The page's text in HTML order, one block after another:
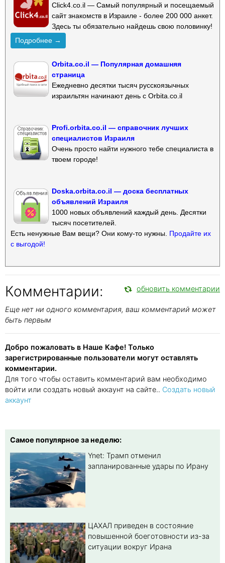
Click4.co.il — Самый популярный и посещаемый
сайт знакомств в Израиле - более 200 000 анкет.
Здесь ты обязательно найдешь свою половинку!
Подробнее →
Orbita.co.il — Популярная домашняя
страница
Ежедневно десятки тысяч русскоязычных
израильтян начинают день с Orbita.co.il
Profi.orbita.co.il — справочник лучших
специалистов Израиля
Очень просто найти нужного тебе специалиста в
твоем городе!
Doska.orbita.co.il — доска бесплатных
объявлений Израиля
1000 новых объявлений каждый день. Десятки
тысяч посетителей.
Есть ненужные Вам вещи? Они кому-то нужны. Продайте их
с выгодой!
Комментарии: обновить комментарии
Еще нет ни одного комментария, ваш комментарий может
быть первым
Добро пожаловать в Наше Кафе! Только
зарегистрированные пользователи могут оставлять
комментарии.
Для того чтобы оставить комментарий вам необходимо
войти или создать новый аккаунт на сайте.. Создать новый
аккаунт
Самое популярное за неделю:
Ynet: Трамп отменил
запланированные удары по Ирану
ЦАХАЛ приведен в состояние
повышенной боеготовности из-за
ситуации вокруг Ирана